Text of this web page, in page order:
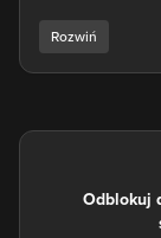
oraz przyswoić
materiały, które
się
eduweb.pl
aktualne iOdblokuj